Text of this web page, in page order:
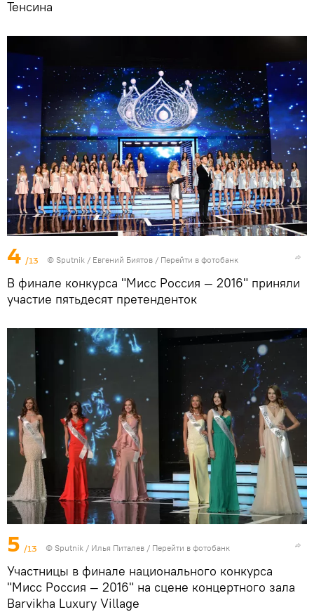
Тенсина
4 /13 © Sputnik / Евгений Биятов / Перейти в фотобанк
В финале конкурса "Мисс Россия — 2016" приняли
участие пятьдесят претенденток
5 /13 © Sputnik / Илья Питалев / Перейти в фотобанк
Участницы в финале национального конкурса
"Мисс Россия — 2016" на сцене концертного зала
Barvikha Luxury Village